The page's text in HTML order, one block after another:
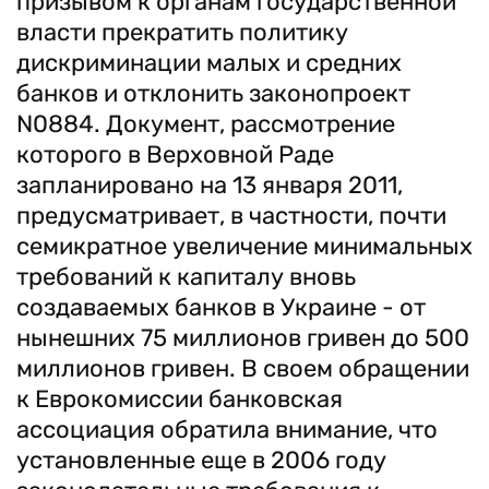
власти прекратить политику
дискриминации малых и средних
банков и отклонить законопроект
N0884. Документ, рассмотрение
которого в Верховной Раде
запланировано на 13 января 2011,
предусматривает, в частности, почти
семикратное увеличение минимальных
требований к капиталу вновь
создаваемых банков в Украине - от
нынешних 75 миллионов гривен до 500
миллионов гривен. В своем обращении
к Еврокомиссии банковская
ассоциация обратила внимание, что
установленные еще в 2006 году